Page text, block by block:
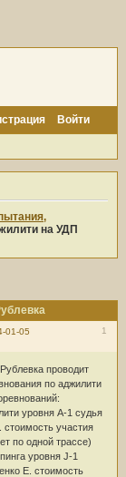
Войти
на УДП
1
01-05
проводит
по аджилити
уровня А-1 судья
стоимость участия
по одной трассе)
уровня J-1
Е. стоимость